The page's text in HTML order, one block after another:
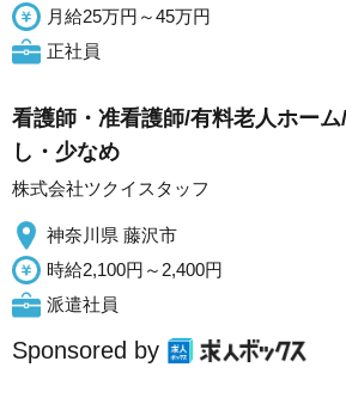
月給25万円～45万円
正社員
看護師・准看護師/有料老人ホー
し・少なめ
株式会社ツクイスタッフ
神奈川県 藤沢市
時給2,100円～2,400円
派遣社員
Sponsored by